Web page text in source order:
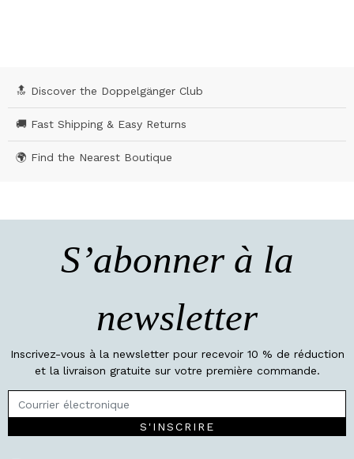
🔝 Discover the Doppelgänger Club
🚚 Fast Shipping & Easy Returns
🌍 Find the Nearest Boutique
S’abonner à la
newsletter
Inscrivez-vous à la newsletter pour recevoir 10 % de réduction
et la livraison gratuite sur votre première commande.
S'INSCRIRE